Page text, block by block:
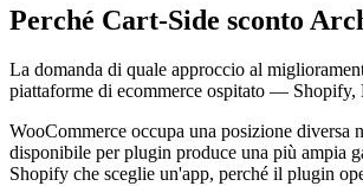
Perché Cart-Side sconto
La domanda di quale approccio al
piattaforme di ecommerce ospitato — Shopify,
WooCommerce occupa una posizione diversa
disponibile per plugin produce una più ampia
Shopify che sceglie un'app, perché il plugin